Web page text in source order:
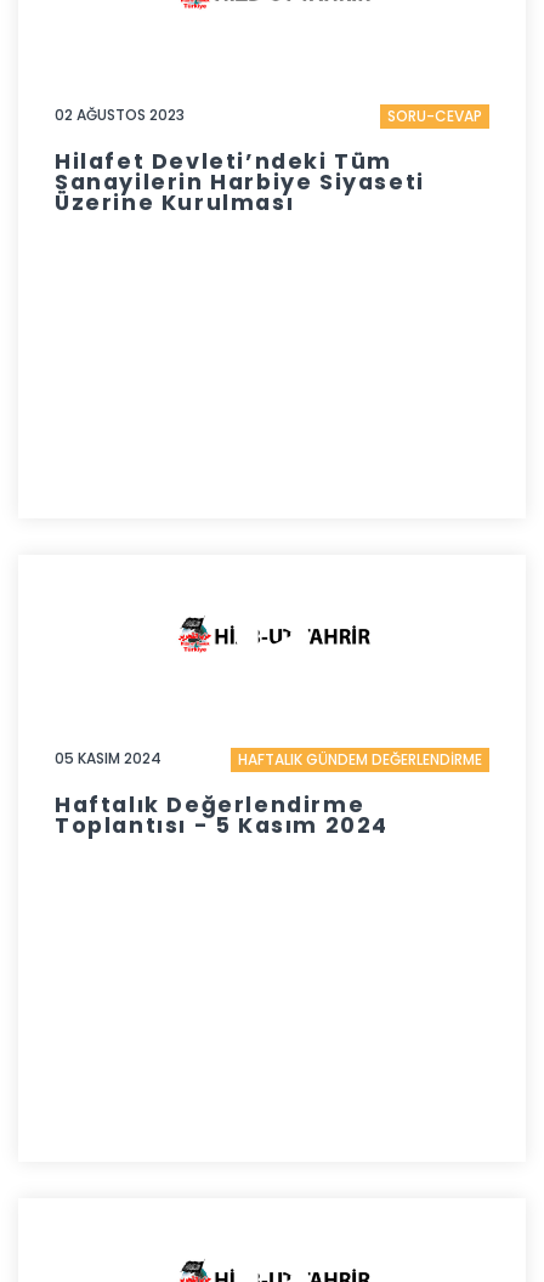
02 AĞUSTOS 2023 SORU-CEVAP
Hilafet Devleti’ndeki Tüm
Sanayilerin Harbiye Siyaseti
Üzerine Kurulması
05 KASIM 2024 HAFTALIK GÜNDEM DEĞERLENDİRME
Haftalık Değerlendirme
Toplantısı - 5 Kasım 2024